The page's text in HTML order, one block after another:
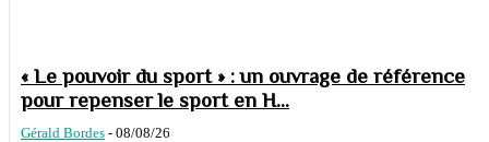
« Le pouvoir du sport » : un ouvrage de référence
pour repenser le sport en H...
Gérald Bordes - 08/08/26